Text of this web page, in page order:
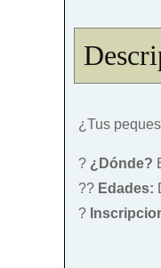
¿Tus
? ¿Dónde?
?? Edades:
?